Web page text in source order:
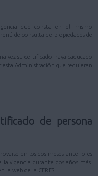
que consta en el mismo
de consulta de propiedades de
vez su certificado haya caducado
esta Administración que requieran
de persona
en los dos meses anteriores
vigencia durante dos años más.
web de la CERES.